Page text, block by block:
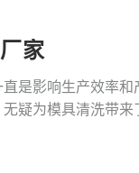
家
是影响生产效率
疑为模具清洗带来